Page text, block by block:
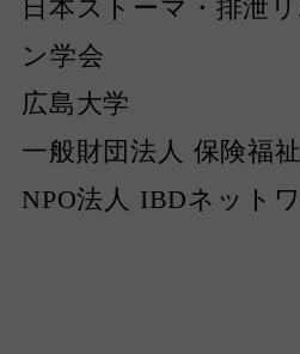
⽇本ストーマ・排泄
ン学会
広島大学
一般財団法人 保険福
NPO法人 IBDネット